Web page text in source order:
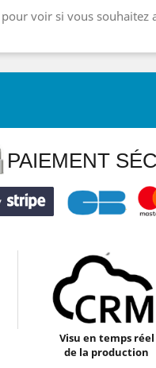
voir si vous souhaitez
PAIEMENT
Visu en temps réel
de la production